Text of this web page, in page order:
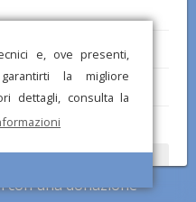
e, ove presenti,
la migliore
dettagli, consulta la
con una donazione